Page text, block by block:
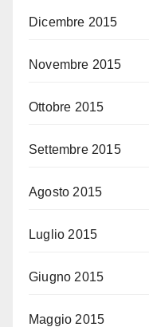
Dicembre 2015
Novembre 2015
Ottobre 2015
Settembre 2015
Agosto 2015
Luglio 2015
Giugno 2015
Maggio 2015